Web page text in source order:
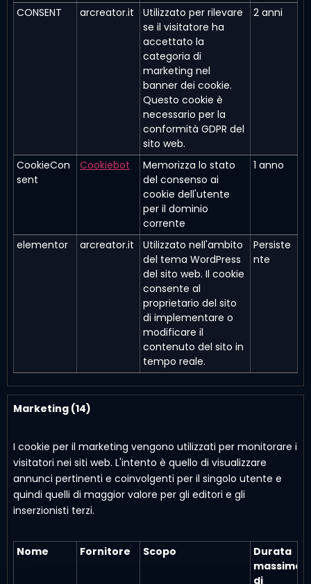
CONSENT
arcreator.it
Utilizzato per rilevare
se il visitatore ha
accettato la
categoria di
marketing nel
banner dei cookie.
Questo cookie è
necessario per la
conformità GDPR del
sito web.
2 anni
CookieCon
sent
Cookiebot
Memorizza lo stato
del consenso ai
cookie dell'utente
per il dominio
corrente
1 anno
elementor arcreator.it
Utilizzato nell'ambito
del tema WordPress
del sito web. Il cookie
consente al
proprietario del sito
di implementare o
modificare il
contenuto del sito in
tempo reale.
Persiste
nte
Marketing (14)
I cookie per il marketing vengono utilizzati per monitorare i
visitatori nei siti web. L'intento è quello di visualizzare
annunci pertinenti e coinvolgenti per il singolo utente e
quindi quelli di maggior valore per gli editori e gli
inserzionisti terzi.
Nome Fornitore Scopo
Durata
massima
di